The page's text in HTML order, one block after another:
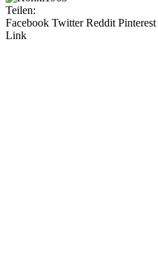
Teilen:
Facebook Twitter Reddit Pinterest
Link